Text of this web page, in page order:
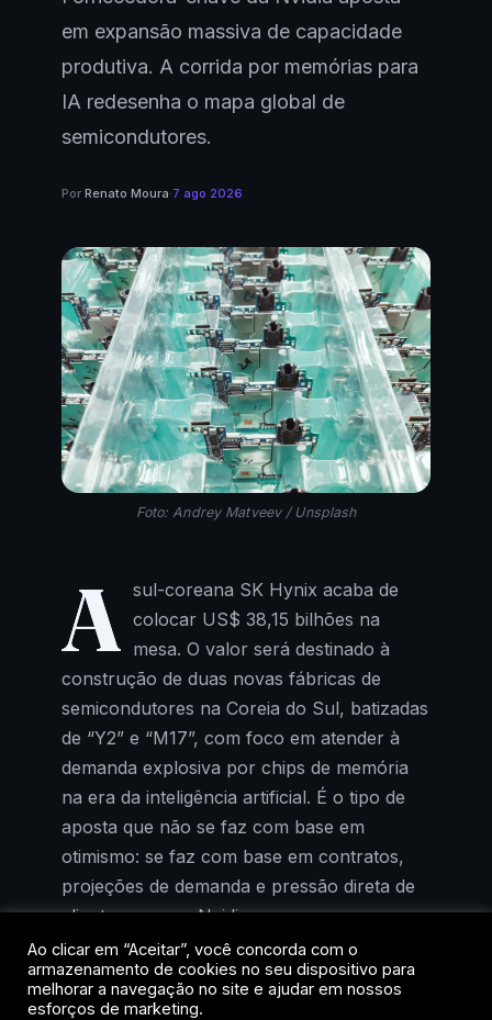
em expansão massiva de capacidade
produtiva. A corrida por memórias para
IA redesenha o mapa global de
semicondutores.
Por Renato Moura·7 ago 2026
Foto: Andrey Matveev / Unsplash
A sul-coreana SK Hynix acaba de
colocar US$ 38,15 bilhões na
mesa. O valor será destinado à
construção de duas novas fábricas de
semicondutores na Coreia do Sul, batizadas
de “Y2” e “M17”, com foco em atender à
demanda explosiva por chips de memória
na era da inteligência artificial. É o tipo de
aposta que não se faz com base em
otimismo: se faz com base em contratos,
projeções de demanda e pressão direta de
clientes como a Nvidia.
A decisão não surgiu do nada. Em junho, a
companhia já havia sinalizado uma
Ao clicar em “Aceitar”, você concorda com o
armazenamento de cookies no seu dispositivo para
melhorar a navegação no site e ajudar em nossos
esforços de marketing.